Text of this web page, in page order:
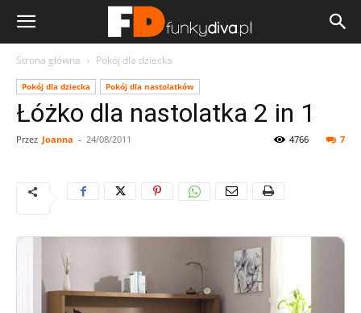
Strona główna Pokój dla dziecka
Pokój dla dziecka Pokój dla nastolatków
Łóżko dla nastolatka 2 in 1
Przez Joanna - 24/08/2011 7
4766